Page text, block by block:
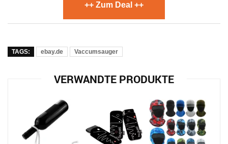
++ Zum Deal ++
TAGS: ebay.de Vaccumsauger
VERWANDTE PRODUKTE